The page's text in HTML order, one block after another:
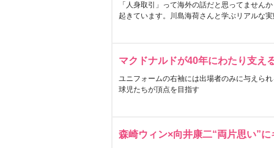
「人身取引」って海外の話だと思ってません
起きています。川島海荷さんと学ぶリアルな
マクドナルドが40年にわたり支え
ユニフォームの右袖には出場者のみに与えら
球児たちが頂点を目指す
森崎ウィン×向井康二“両片思い”